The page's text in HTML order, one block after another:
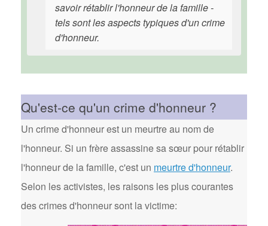
savoir rétablir l'honneur de la famille -
tels sont les aspects typiques d'un crime
d'honneur.
Qu'est-ce qu'un crime d'honneur ?
Un crime d'honneur est un meurtre au nom de
l'honneur. Si un frère assassine sa sœur pour rétablir
l'honneur de la famille, c'est un meurtre d'honneur.
Selon les activistes, les raisons les plus courantes
des crimes d'honneur sont la victime: